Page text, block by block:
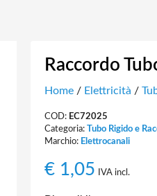
Raccordo
Home/ Elettricità /
COD: EC72025
Categoria: Tubo Rigido e
Marchio: Elettrocanali
€1,05 IVA incl.